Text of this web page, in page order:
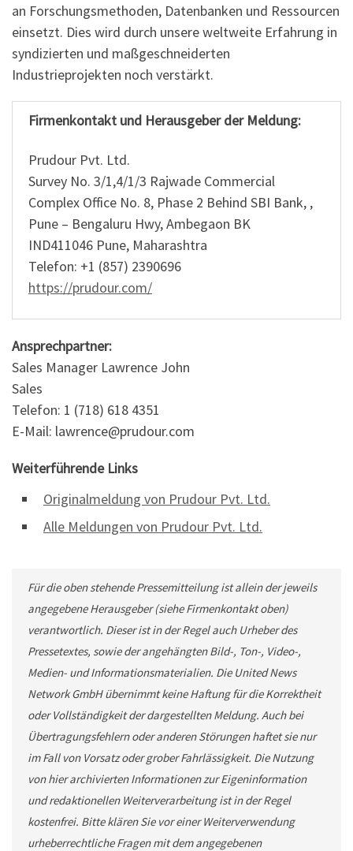
an Forschungsmethoden, Datenbanken und Ressourcen
einsetzt. Dies wird durch unsere weltweite Erfahrung in
syndizierten und maßgeschneiderten
Industrieprojekten noch verstärkt.
Firmenkontakt und Herausgeber der Meldung:
Prudour Pvt. Ltd.
Survey No. 3/1,4/1/3 Rajwade Commercial
Complex Office No. 8, Phase 2 Behind SBI Bank, ,
Pune – Bengaluru Hwy, Ambegaon BK
IND411046 Pune, Maharashtra
Telefon: +1 (857) 2390696
https://prudour.com/
Ansprechpartner:
Sales Manager Lawrence John
Sales
Telefon: 1 (718) 618 4351
E-Mail: lawrence@prudour.com
Weiterführende Links
Originalmeldung von Prudour Pvt. Ltd.
Alle Meldungen von Prudour Pvt. Ltd.
Für die oben stehende Pressemitteilung ist allein der jeweils
angegebene Herausgeber (siehe Firmenkontakt oben)
verantwortlich. Dieser ist in der Regel auch Urheber des
Pressetextes, sowie der angehängten Bild-, Ton-, Video-,
Medien- und Informationsmaterialien. Die United News
Network GmbH übernimmt keine Haftung für die Korrektheit
oder Vollständigkeit der dargestellten Meldung. Auch bei
Übertragungsfehlern oder anderen Störungen haftet sie nur
im Fall von Vorsatz oder grober Fahrlässigkeit. Die Nutzung
von hier archivierten Informationen zur Eigeninformation
und redaktionellen Weiterverarbeitung ist in der Regel
kostenfrei. Bitte klären Sie vor einer Weiterverwendung
urheberrechtliche Fragen mit dem angegebenen